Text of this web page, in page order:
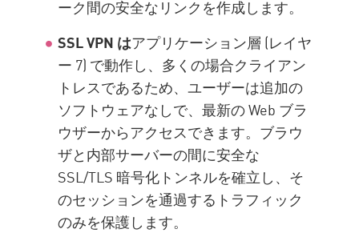
ーク間の安全なリンクを作成します。
SSL VPN はアプリケーション層 (レイヤ
ー 7) で動作し、多くの場合クライアン
トレスであるため、ユーザーは追加の
ソフトウェアなしで、最新の Web ブラ
ウザーからアクセスできます。ブラウ
ザと内部サーバーの間に安全な
SSL/TLS 暗号化トンネルを確立し、そ
のセッションを通過するトラフィック
のみを保護します。